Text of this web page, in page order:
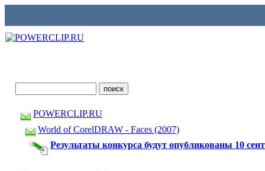
POWERCLIP.RU
World of CorelDRAW - Faces (2007)
Результаты конкурса будут опубликованы 10